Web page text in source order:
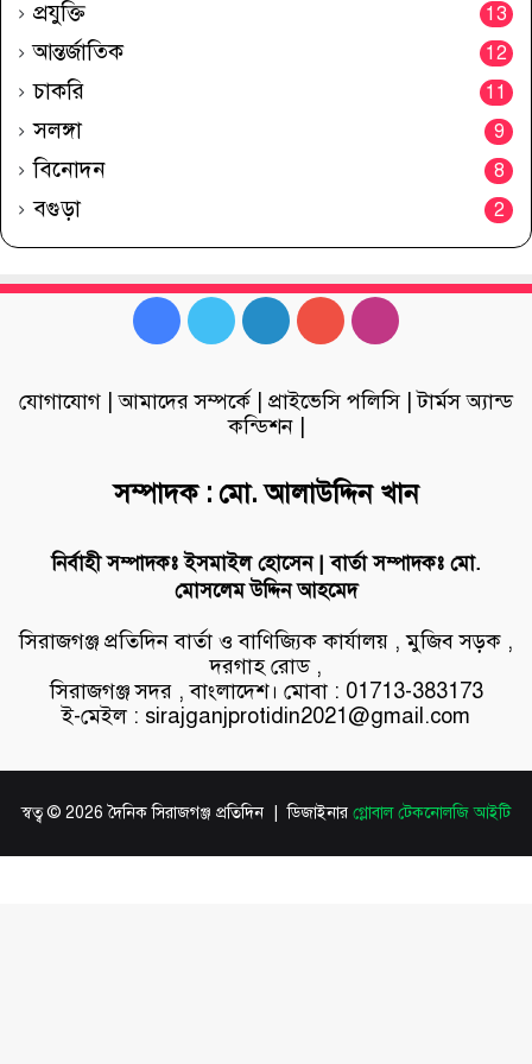
প্রযুক্তি 13
আন্তর্জাতিক 12
চাকরি 11
সলঙ্গা 9
বিনোদন 8
বগুড়া 2
FacebookTwitterLinkedInYouTubeInstagram
যোগাযোগ |আমাদের সম্পর্কে প্রাইভেসি পলিসি|টার্মস অ্যান্ড
কন্ডিশন|
সম্পাদক : মো. আলাউদ্দিন খান
নির্বাহী সম্পাদকঃ ইসমাইল হোসেন | বার্তা সম্পাদকঃ মো.
মোসলেম উদ্দিন আহমেদ
সিরাজগঞ্জ প্রতিদিন বার্তা ও বাণিজ্যিক কার্যালয় , মুজিব সড়ক ,
দরগাহ রোড ,
সিরাজগঞ্জ সদর , বাংলাদেশ। মোবা : 01713-383173
ই-মেইল : sirajganjprotidin2021@gmail.com
স্বত্ব © 2026 দৈনিক সিরাজগঞ্জ প্রতিদিন | ডিজাইনার গ্লোবাল টেকনোলজি আইটি